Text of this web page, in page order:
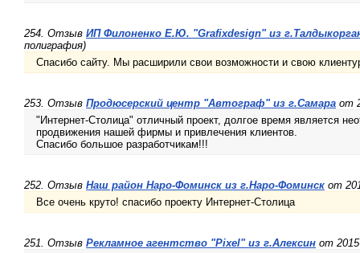
254. Отзыв ИП Филоненко Е.Ю. "Grafixdesign" из
полиграфия)
Спасибо сайту. Мы расширили свои возможности и свою
253. Отзыв Продюсерский центр "Автограф" из г.Самара от
"Интернет-Столица" отличный проект, долгое время является
продвижения нашей фирмы и привлечения клиентов.
Спасибо большое разработчикам!!!
252. Отзыв Наш район Наро-Фоминск из г.Наро-Фоминск от
Все очень круто! спасибо проекту Интернет-Столица
251. Отзыв Рекламное агентство "Pixel" из г.Алексин от